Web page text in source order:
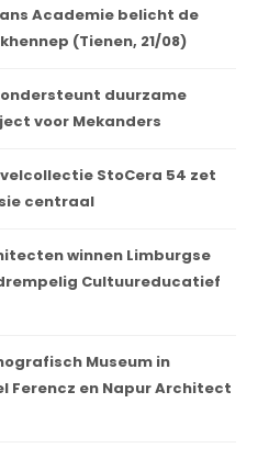
Academie belicht de
(Tienen, 21/08)
duurzame
voor Mekanders
StoCera 54 zet
centraal
winnen Limburgse
Cultuureducatief
Museum in
Ferencz en Napur Architect